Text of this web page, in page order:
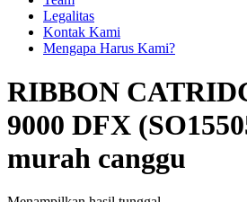
Legalitas
Kontak Kami
Mengapa Harus Kami?
RIBBON
9000 DFX
murah canggu